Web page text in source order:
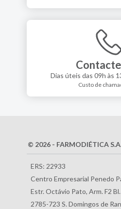
Dias úteis das 09h às
Custo de
© 2026 - FARMODIÉTICA
ERS: 22933
Centro Empresarial Penedo
Estr. Octávio Pato, Arm. F2
2785-723 S. Domingos de